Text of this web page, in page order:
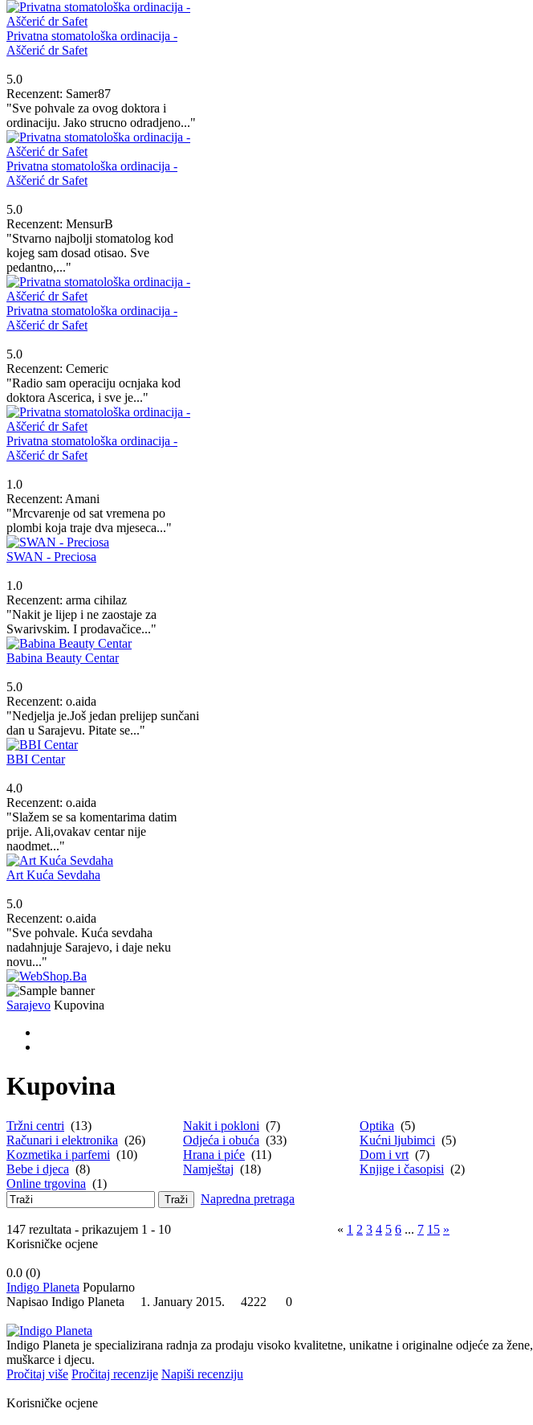
Privatna stomatološka ordinacija -
Aščerić dr Safet
5.0
Recenzent: Samer87
"Sve pohvale za ovog doktora i
ordinaciju. Jako strucno odradjeno..."
Privatna stomatološka ordinacija -
Aščerić dr Safet
5.0
Recenzent: MensurB
"Stvarno najbolji stomatolog kod
kojeg sam dosad otisao. Sve
pedantno,..."
Privatna stomatološka ordinacija -
Aščerić dr Safet
5.0
Recenzent: Cemeric
"Radio sam operaciju ocnjaka kod
doktora Ascerica, i sve je..."
Privatna stomatološka ordinacija -
Aščerić dr Safet
1.0
Recenzent: Amani
"Mrcvarenje od sat vremena po
plombi koja traje dva mjeseca..."
SWAN - Preciosa
1.0
Recenzent: arma cihilaz
"Nakit je lijep i ne zaostaje za
Swarivskim. I prodavačice..."
Babina Beauty Centar
5.0
Recenzent: o.aida
"Nedjelja je.Još jedan prelijep sunčani
dan u Sarajevu. Pitate se..."
BBI Centar
4.0
Recenzent: o.aida
"Slažem se sa komentarima datim
prije. Ali,ovakav centar nije
naodmet..."
Art Kuća Sevdaha
5.0
Recenzent: o.aida
"Sve pohvale. Kuća sevdaha
nadahnjuje Sarajevo, i daje neku
novu..."
Sarajevo Kupovina
Kupovina
Tržni centri (13) Nakit i pokloni (7) Optika (5)
Računari i elektronika (26) Odjeća i obuća (33) Kućni ljubimci (5)
Kozmetika i parfemi (10) Hrana i piće (11) Dom i vrt (7)
Bebe i djeca (8) Namještaj (18) Knjige i časopisi (2)
Online trgovina (1)
Traži Napredna pretraga
147 rezultata - prikazujem 1 - 10 « 1 2 3 4 5 6 ... 7 15 »
Korisničke ocjene
0.0 (0)
Indigo Planeta Popularno
Napisao Indigo Planeta 1. January 2015. 4222 0
Indigo Planeta je specializirana radnja za prodaju visoko kvalitetne, unikatne i originalne odjeće za žene,
muškarce i djecu.
Pročitaj više Pročitaj recenzije Napiši recenziju
Korisničke ocjene